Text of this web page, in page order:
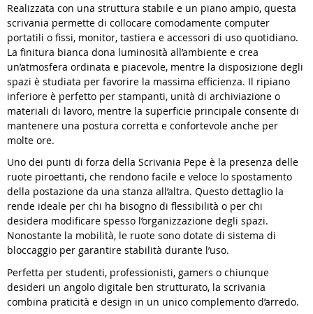
Realizzata con una struttura stabile e un piano ampio, questa
scrivania permette di collocare comodamente computer
portatili o fissi, monitor, tastiera e accessori di uso quotidiano.
La finitura bianca dona luminosità all’ambiente e crea
un’atmosfera ordinata e piacevole, mentre la disposizione degli
spazi è studiata per favorire la massima efficienza. Il ripiano
inferiore è perfetto per stampanti, unità di archiviazione o
materiali di lavoro, mentre la superficie principale consente di
mantenere una postura corretta e confortevole anche per
molte ore.
Uno dei punti di forza della Scrivania Pepe è la presenza delle
ruote piroettanti, che rendono facile e veloce lo spostamento
della postazione da una stanza all’altra. Questo dettaglio la
rende ideale per chi ha bisogno di flessibilità o per chi
desidera modificare spesso l’organizzazione degli spazi.
Nonostante la mobilità, le ruote sono dotate di sistema di
bloccaggio per garantire stabilità durante l’uso.
Perfetta per studenti, professionisti, gamers o chiunque
desideri un angolo digitale ben strutturato, la scrivania
combina praticità e design in un unico complemento d’arredo.